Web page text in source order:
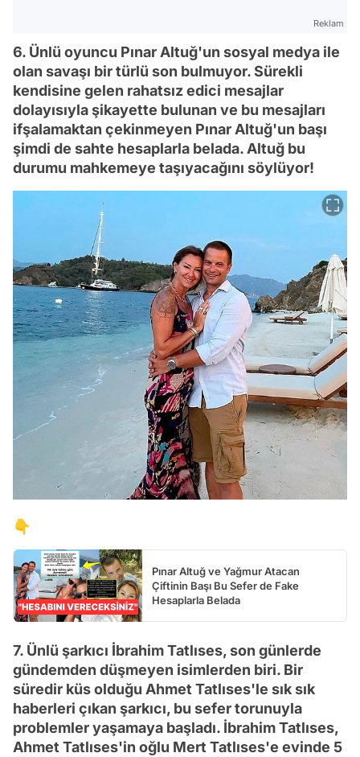
Reklam
6. Ünlü oyuncu Pınar Altuğ'un sosyal medya ile
olan savaşı bir türlü son bulmuyor. Sürekli
kendisine gelen rahatsız edici mesajlar
dolayısıyla şikayette bulunan ve bu mesajları
ifşalamaktan çekinmeyen Pınar Altuğ'un başı
şimdi de sahte hesaplarla belada. Altuğ bu
durumu mahkemeye taşıyacağını söylüyor!
👇
Pınar Altuğ ve Yağmur Atacan
Çiftinin Başı Bu Sefer de Fake
Hesaplarla Belada
7. Ünlü şarkıcı İbrahim Tatlıses, son günlerde
gündemden düşmeyen isimlerden biri. Bir
süredir küs olduğu Ahmet Tatlıses'le sık sık
haberleri çıkan şarkıcı, bu sefer torunuyla
problemler yaşamaya başladı. İbrahim Tatlıses,
Ahmet Tatlıses'in oğlu Mert Tatlıses'e evinde 5